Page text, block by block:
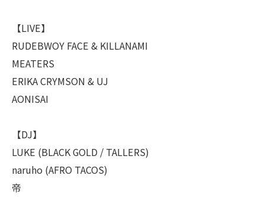
【LIVE】
RUDEBWOY FACE & KILLANAMI
MEATERS
ERIKA CRYMSON & UJ
AONISAI
【DJ】
LUKE (BLACK GOLD / TALLERS)
naruho (AFRO TACOS)
帝